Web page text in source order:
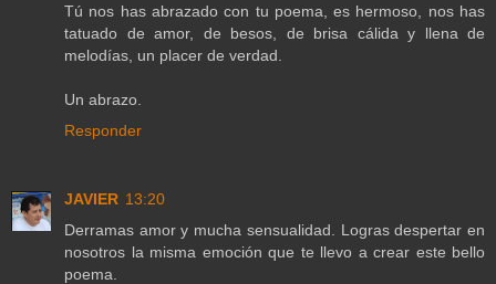
Tú nos has abrazado con tu poema, es hermoso, nos has
tatuado de amor, de besos, de brisa cálida y llena de
melodías, un placer de verdad.
Un abrazo.
Responder
JAVIER 13:20
Derramas amor y mucha sensualidad. Logras despertar en
nosotros la misma emoción que te llevo a crear este bello
poema.